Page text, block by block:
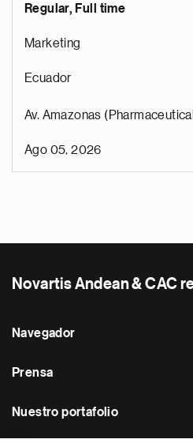
Regular, Full time
Marketing
Ecuador
Av. Amazonas
Ago 05, 2026
Novartis Andean & CAC
Navegador
Prensa
Nuestro portafolio